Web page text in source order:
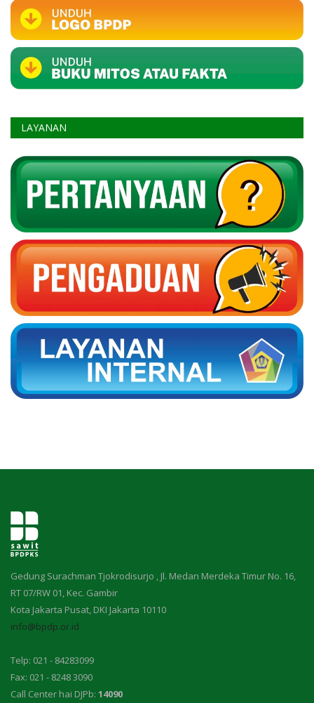
LAYANAN
Gedung Surachman Tjokrodisurjo , Jl. Medan Merdeka Timur No. 16,
RT 07/RW 01, Kec. Gambir
Kota Jakarta Pusat, DKI Jakarta 10110
info@bpdp.or.id
Telp: 021 - 84283099
Fax: 021 - 8248 3090
Call Center hai DJPb: 14090